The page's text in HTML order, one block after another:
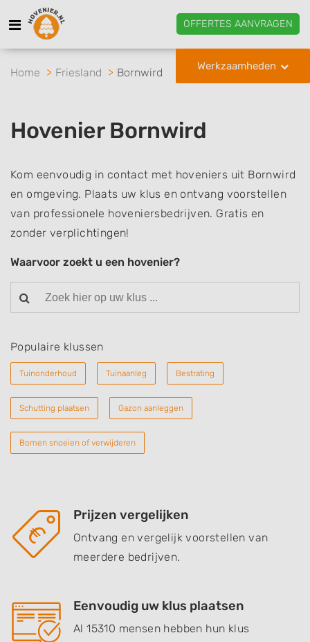
OFFERTES AANVRAGEN
Werkzaamheden
Home Friesland Bornwird
Hovenier Bornwird
Kom eenvoudig in contact met hoveniers uit Bornwird
en omgeving. Plaats uw klus en ontvang voorstellen
van professionele hoveniersbedrijven. Gratis en
zonder verplichtingen!
Waarvoor zoekt u een hovenier?
Populaire klussen
Tuinonderhoud Tuinaanleg Bestrating
Schutting plaatsen Gazon aanleggen
Bomen snoeien of verwijderen
Prijzen vergelijken
Ontvang en vergelijk voorstellen van
meerdere bedrijven.
Eenvoudig uw klus plaatsen
Al 15310 mensen hebben hun klus